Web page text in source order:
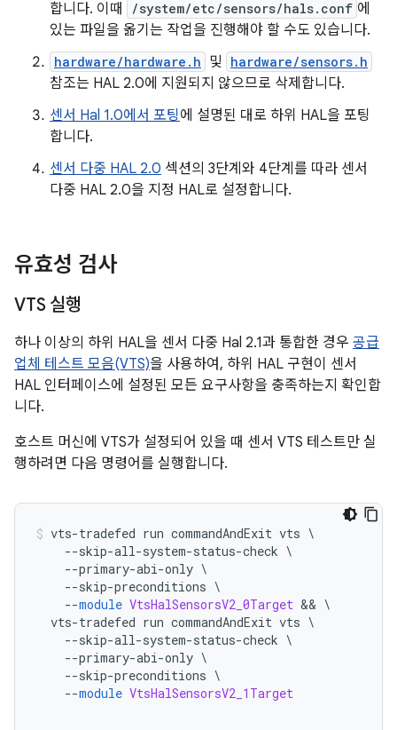
합니다. 이때
/system/etc/sensors/hals.conf 에
있는 파일을 옮기는 작업을 진행해야 할 수도 있습니다.
hardware/hardware.h 및 hardware/sensors.h
참조는 HAL 2.0에 지원되지 않으므로 삭제합니다.
센서 Hal 1.0에서 포팅에 설명된 대로 하위 HAL을 포팅
합니다.
센서 다중 HAL 2.0 섹션의 3단계와 4단계를 따라 센서
다중 HAL 2.0을 지정 HAL로 설정합니다.
유효성 검사
VTS 실행
하나 이상의 하위 HAL을 센서 다중 Hal 2.1과 통합한 경우 공급
업체 테스트 모음(VTS)을 사용하여, 하위 HAL 구현이 센서
HAL 인터페이스에 설정된 모든 요구사항을 충족하는지 확인합
니다.
호스트 머신에 VTS가 설정되어 있을 때 센서 VTS 테스트만 실
행하려면 다음 명령어를 실행합니다.
vts-tradefed run commandAndExit vts \
--skip-all-system-status-check \
--primary-abi-only \
--skip-preconditions \
--module VtsHalSensorsV2_0Target && \
vts-tradefed run commandAndExit vts \
--skip-all-system-status-check \
--primary-abi-only \
--skip-preconditions \
--module VtsHalSensorsV2_1Target